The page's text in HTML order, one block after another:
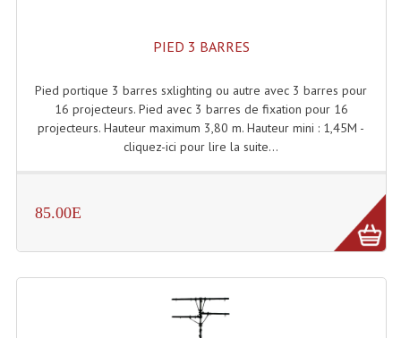
Digital Package Et Logiciel
Enregistreur Numérique
Platines Dvd Pour Dj
Microphones Filaires
Micro Sans Fil HF VHF 200MHZ
PIED 3 BARRES
Pied portique 3 barres sxlighting ou autre avec 3 barres pour
16 projecteurs. Pied avec 3 barres de fixation pour 16
projecteurs. Hauteur maximum 3,80 m. Hauteur mini : 1,45M -
cliquez-ici pour lire la suite...
85.00E